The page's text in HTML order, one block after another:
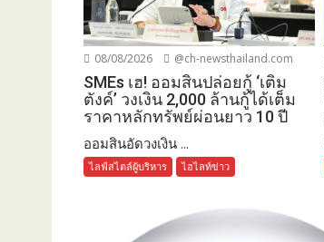
08/08/2026 @ch-newsthailand.com
SMEs เฮ! ออมสินปล่อยกู้ ‘เติม
ตังค์’ วงเงิน 2,000 ล้านกู้ได้เต็ม
ราคาหลักทรัพย์ผ่อนยาว 10 ปี
ออมสินอัดวงเงิน ...
ไลฟ์สไตล์ผู้บริหาร ไฮไลท์ข่าว